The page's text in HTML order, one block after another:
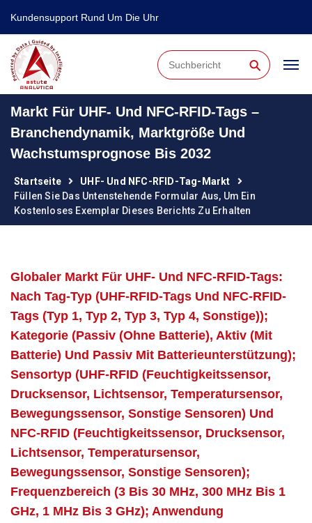
Kundensupport Rund Um Die Uhr
⚲
Markt Für UHF- Und NFC-RFID-Tags –
Branchendynamik, Marktgröße Und
Wachstumsprognose Bis 2032
Startseite
UHF- Und NFC-RFID-Tag-Markt
Füllen Sie Das Untenstehende Formular Aus, Um Ein
Kostenloses Exemplar Dieses Berichts Zu Erhalten
Globaler Markt Für UHF- Und NFC-RFID-Tags:
Nach Tag-Typ (UHF-RFID-Tags Und NFC-RFID-
Tags (Typ 1, Typ 2, Typ 3, Typ 4, Sonstige));
Kategorie (Passiv (ohne Batterie), Aktiv (mit
Batterie) Und Passiv Mit Batterieunterstützung);
Sensortyp (UHF-RFID (Feuchtigkeitssensor,
Drucksensor, Lichtsensor, Temperatursensor,
Bewegungssensor, Sonstige Sensoren) Und
NFC-RFID (Feuchtigkeitssensor, Drucksensor,
Lichtsensor, Temperatursensor,
Bewegungssensor, Sonstige Sensoren);
Frequenzbereich (3 Bis 30 MHz, 300 MHz Bis 1
GHz, 1 MHz Bis 3 GHz); Anwendung